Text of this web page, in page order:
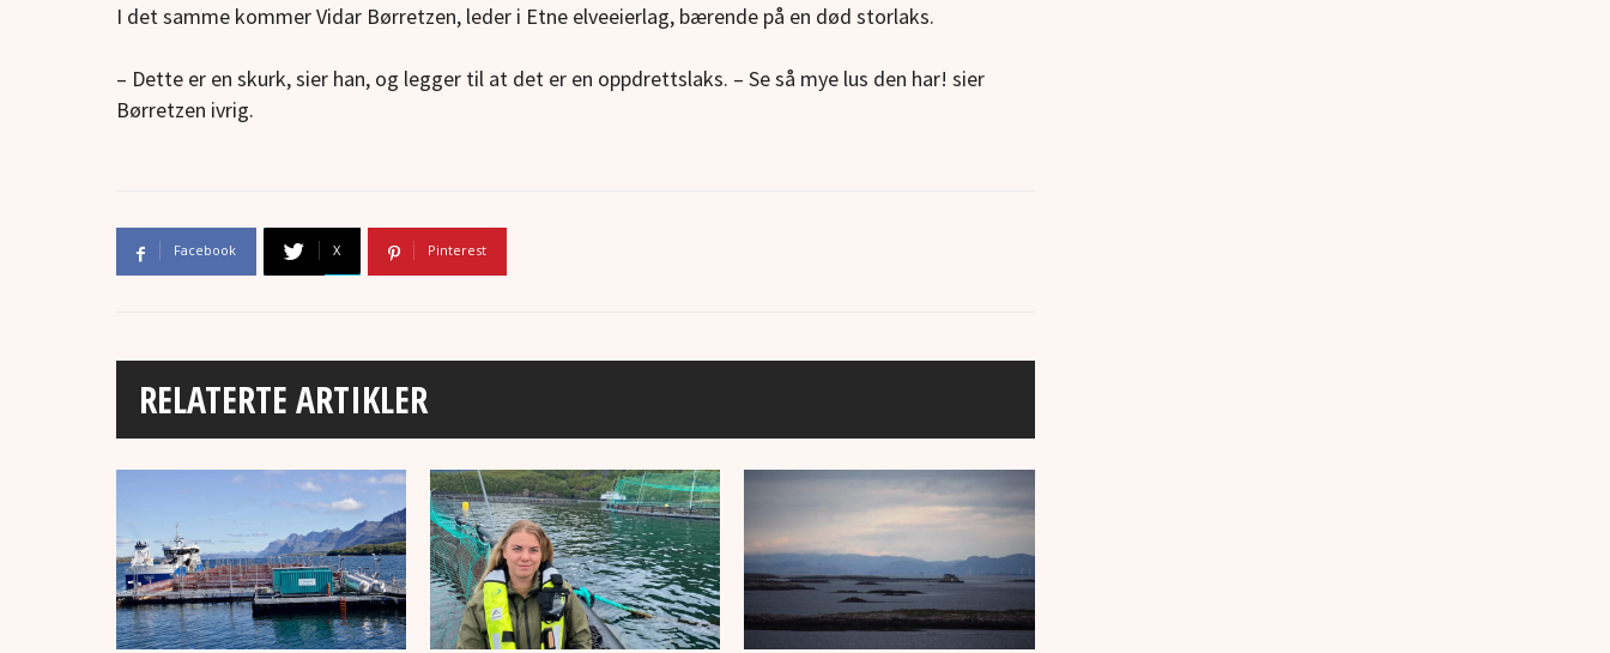
I det samme kommer Vidar Børretzen, leder i Etne elveeierlag, bærende på en død storlaks.
– Dette er en skurk, sier han, og legger til at det er en oppdrettslaks. – Se så mye lus den har! sier
Børretzen ivrig.
Facebook X Pinterest
RELATERTE ARTIKLER